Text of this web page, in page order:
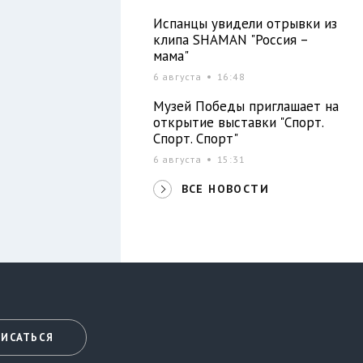
Испанцы увидели отрывки из
клипа SHAMAN "Россия –
мама"
6 августа 16:48
Музей Победы приглашает на
открытие выставки "Спорт.
Спорт. Спорт"
6 августа 15:31
ВСЕ НОВОСТИ